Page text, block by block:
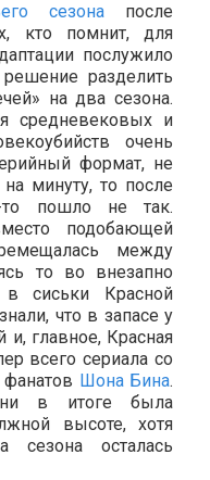
сезонапосле
кто помнит, для
послужило
разделить
на два сезона.
средневековых и
очень
формат, не
минуту, то после
то пошло не так.
подобающей
между
то во внезапно
в сиськи Красной
что в запасе у
и, главное, Красная
всего сериала со
Шона Бина.
в итоге была
высоте, хотя
сезона осталась